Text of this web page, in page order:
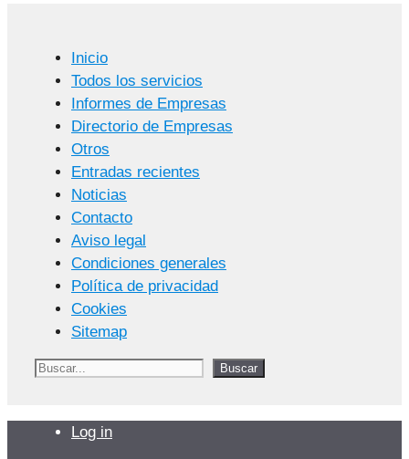
Inicio
Todos los servicios
Informes de Empresas
Directorio de Empresas
Otros
Entradas recientes
Noticias
Contacto
Aviso legal
Condiciones generales
Política de privacidad
Cookies
Sitemap
Buscar Buscar
Log in